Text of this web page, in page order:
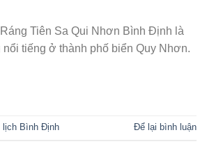
Tiên Sa Qui Nhơn Bình Định là
nổi tiếng ở thành phố biển Quy Nhơn.
lịch Bình Định Để lại bình luận